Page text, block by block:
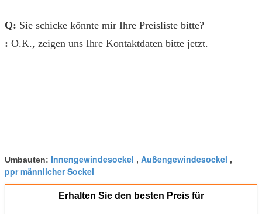
Q: Sie schicke könnte mir Ihre Preisliste bitte?
: O.K., zeigen uns Ihre Kontaktdaten bitte jetzt.
Umbauten: Innengewindesockel , Außengewindesockel ,
ppr männlicher Sockel
Erhalten Sie den besten Preis für